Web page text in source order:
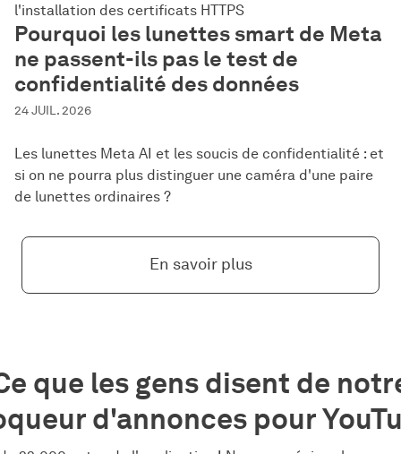
l'installation des certificats HTTPS
Pourquoi les lunettes smart de Meta
ne passent-ils pas le test de
confidentialité des données
24 JUIL. 2026
Les lunettes Meta AI et les soucis de confidentialité : et
si on ne pourra plus distinguer une caméra d'une paire
de lunettes ordinaires ?
En savoir plus
que les gens disent de
d'annonces pour